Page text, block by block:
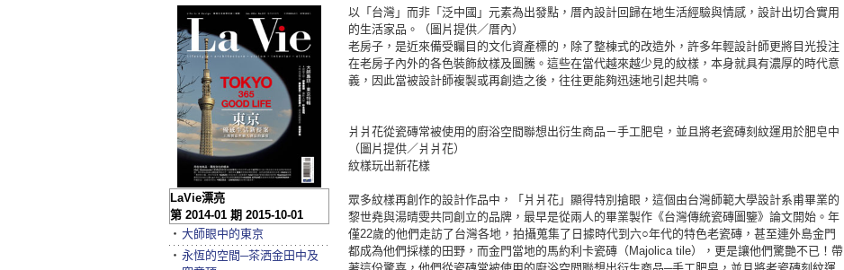
以「台灣」而非「泛中國」元素為出發點，厝內設計回歸在地生活經驗與情感，設計出切合實用
的生活家品。（圖片提供／厝內）
老房子，是近來備受矚目的文化資產標的，除了整棟式的改造外，許多年輕設計師更將目光投注
在老房子內外的各色裝飾紋樣及圖騰。這些在當代越來越少見的紋樣，本身就具有濃厚的時代意
義，因此當被設計師複製或再創造之後，往往更能夠迅速地引起共鳴。
爿爿花從瓷磚常被使用的廚浴空間聯想出衍生商品－手工肥皂，並且將老瓷磚刻紋運用於肥皂中
（圖片提供／爿爿花）
紋樣玩出新花樣
眾多紋樣再創作的設計作品中，「爿爿花」顯得特別搶眼，這個由台灣師範大學設計系甫畢業的
黎世堯與湯晴雯共同創立的品牌，最早是從兩人的畢業製作《台灣傳統瓷磚圖鑒》論文開始。年
僅22歲的他們走訪了台灣各地，拍攝蒐集了日據時代到六○年代的特色老瓷磚，甚至連外島金門
都成為他們採樣的田野，而金門當地的馬約利卡瓷磚（Majolica tile），更是讓他們驚艷不已！帶
LaVie漂亮
第 2014-01 期 2015-10-01
‧ 大師眼中的東京
‧ 永恆的空間─茶洒金田中及